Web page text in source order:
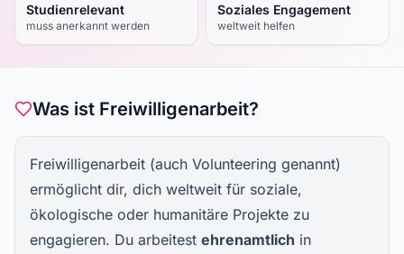
Studienrelevant
muss anerkannt werden
Soziales Engagement
weltweit helfen
Was ist Freiwilligenarbeit?
Freiwilligenarbeit (auch Volunteering genannt)
ermöglicht dir, dich weltweit für soziale,
ökologische oder humanitäre Projekte zu
engagieren. Du arbeitest ehrenamtlich in